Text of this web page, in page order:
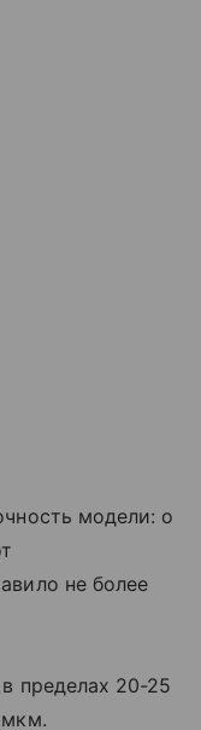
модели: о
не более
пределах 20-25